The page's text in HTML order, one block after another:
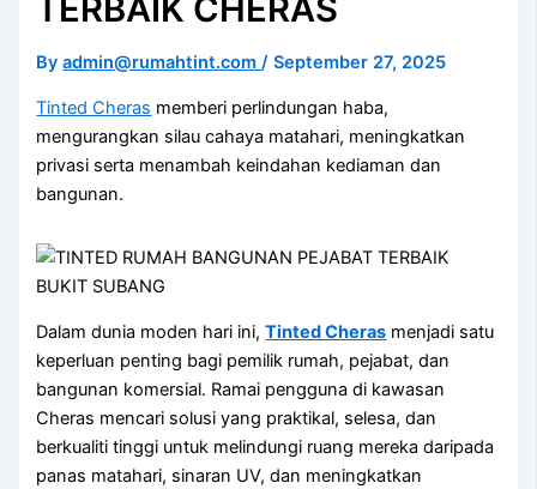
TERBAIK CHERAS
Byadmin@rumahtint.com/September 27, 2025
Tinted Cheras memberi perlindungan haba,
mengurangkan silau cahaya matahari, meningkatkan
privasi serta menambah keindahan kediaman dan
bangunan.
Dalam dunia moden hari ini,Tinted Cheras menjadi satu
keperluan penting bagi pemilik rumah, pejabat, dan
bangunan komersial. Ramai pengguna di kawasan
Cheras mencari solusi yang praktikal, selesa, dan
berkualiti tinggi untuk melindungi ruang mereka daripada
panas matahari, sinaran UV, dan meningkatkan